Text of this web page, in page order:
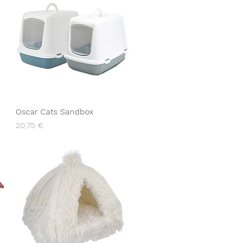
Oscar Cats Sandbox
Preço
20,75 €